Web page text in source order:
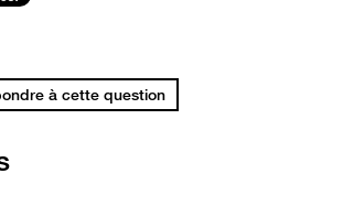
à cette question